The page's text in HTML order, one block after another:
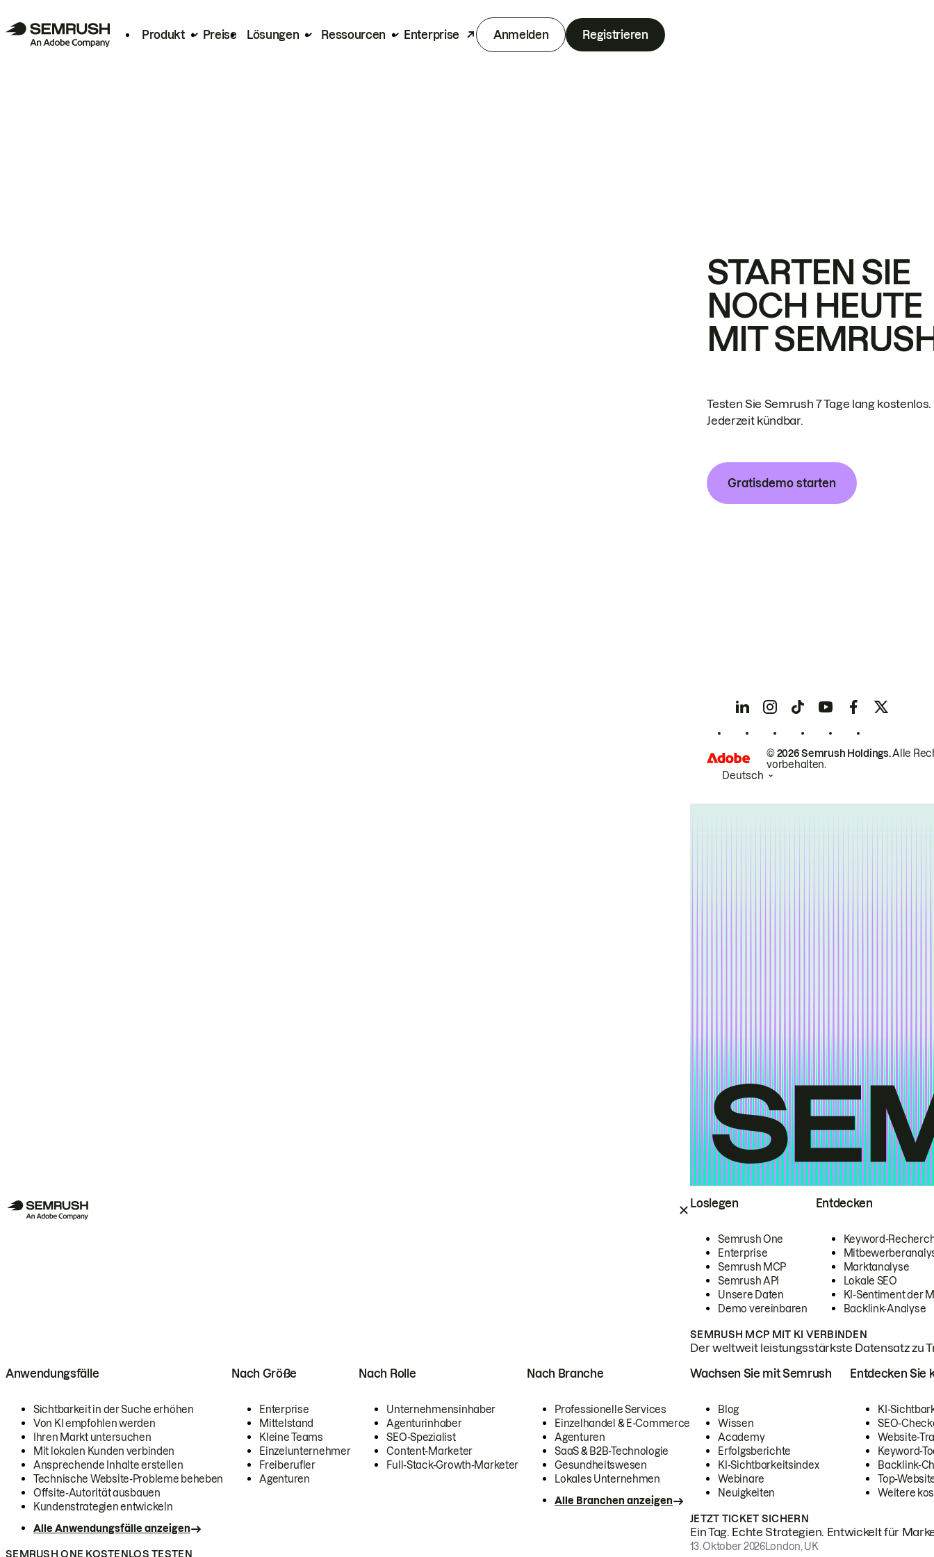
Produkt Preise Lösungen Ressourcen Enterprise Anmelden Registrieren
Loslegen
Semrush One
Enterprise
Semrush MCP
Semrush API
Unsere Daten
Demo vereinbaren
Entdecken
Keyword-
Marktanalyse
Lokale SEO
KI-Sentiment der
Backlink-Analyse
SEMRUSH MCP MIT KI VERBINDEN
Der weltweit leistungsstärkste Datensatz zu
Anwendungsfälle
Sichtbarkeit in der Suche erhöhen
Von KI empfohlen werden
Ihren Markt untersuchen
Mit lokalen Kunden verbinden
Ansprechende Inhalte erstellen
Technische Website-Probleme beheben
Offsite-Autorität ausbauen
Kundenstrategien entwickeln
Alle Anwendungsfälle anzeigen
Nach Größe
Enterprise
Mittelstand
Kleine Teams
Einzelunternehmer
Freiberufler
Agenturen
Nach Rolle
Unternehmensinhaber
Agenturinhaber
SEO-Spezialist
Content-Marketer
Full-Stack-Growth-Marketer
Nach Branche
Professionelle Services
Einzelhandel & E-Commerce
Agenturen
SaaS & B2B-Technologie
Gesundheitswesen
Lokales Unternehmen
Alle Branchen anzeigen
SEMRUSH ONE KOSTENLOS TESTEN
Wachsen Sie mit Semrush
Blog
Wissen
Academy
Erfolgsberichte
KI-Sichtbarkeitsindex
Webinare
Neuigkeiten
Entdecken Sie
KI-
SEO-
Website-
Keyword-
Backlink-
Top-
Weitere
JETZT TICKET SICHERN
Ein Tag. Echte Strategien. Entwickelt für
13. Oktober 2026London, UK
STARTEN SIE
NOCH HEUTE
MIT
Testen Sie Semrush 7 Tage lang kostenlos.
Jederzeit kündbar.
Gratisdemo starten
© 2026 Semrush Holdings.Alle
vorbehalten.
Deutsch